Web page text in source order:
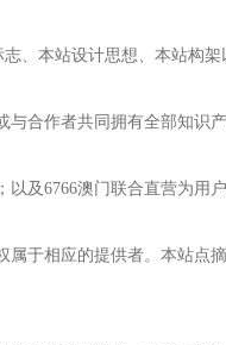
、本站设计思想、本站构
合作者共同拥有全部知识
及6766澳门联合直营为用
于相应的提供者。本站点